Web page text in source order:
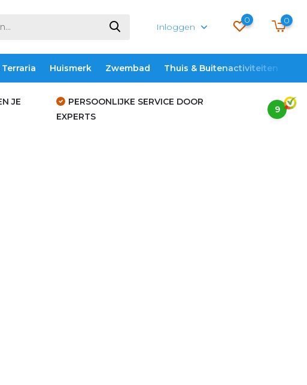
Inloggen
0 0
Huismerk Zwembad Thuis & Buitenactiviteiten
JE
PERSOONLIJKE SERVICE DOOR
EXPERTS
9